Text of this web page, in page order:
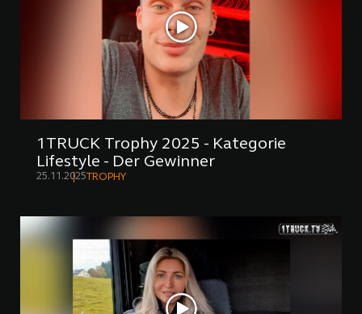
1TRUCK Trophy 2025 - Kategorie
Lifestyle - Der Gewinner
25.11.2025 TROPHY